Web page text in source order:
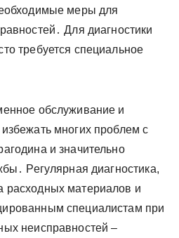
меры для
Для диагностики
требуется специальное
обслуживание и
многих проблем с
и значительно
Регулярная диагностика,
расходных материалов и
специалистам при
неисправностей –